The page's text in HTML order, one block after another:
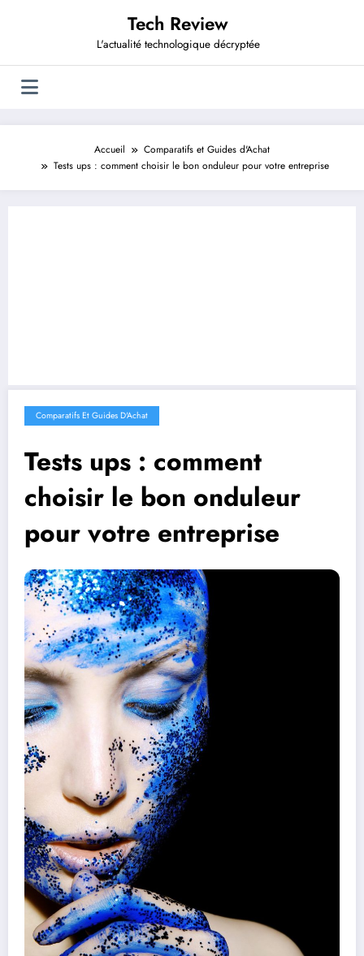
Tech Review
L'actualité technologique décryptée
Accueil
Comparatifs et Guides d'Achat
Tests ups : comment choisir le bon onduleur pour votre entreprise
Comparatifs Et Guides D'Achat
Tests ups : comment
choisir le bon onduleur
pour votre entreprise